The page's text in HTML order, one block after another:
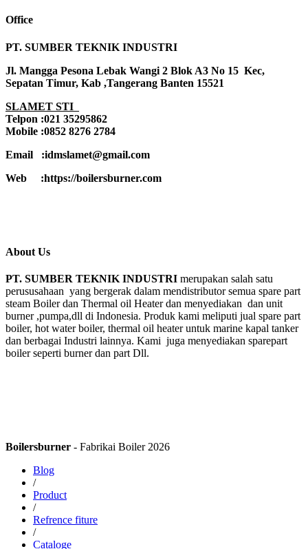
Office
PT. SUMBER TEKNIK INDUSTRI
Jl. Mangga Pesona Lebak Wangi 2 Blok A3 No 15 Kec,
Sepatan Timur, Kab ,Tangerang Banten 15521
SLAMET STI
Telpon :021 35295862
Mobile :0852 8276 2784
Email :idmslamet@gmail.com
Web :https://boilersburner.com
About Us
PT. SUMBER TEKNIK INDUSTRI merupakan salah satu
perususahaan yang bergerak dalam mendistributor semua spare part
steam Boiler dan Thermal oil Heater dan menyediakan dan unit
burner ,pumpa,dll di Indonesia. Produk kami meliputi jual spare part
boiler, hot water boiler, thermal oil heater untuk marine kapal tanker
dan berbagai Industri lainnya. Kami juga menyediakan sparepart
boiler seperti burner dan part Dll.
Boilersburner - Fabrikai Boiler 2026
Blog
/
Product
/
Refrence fiture
/
Cataloge